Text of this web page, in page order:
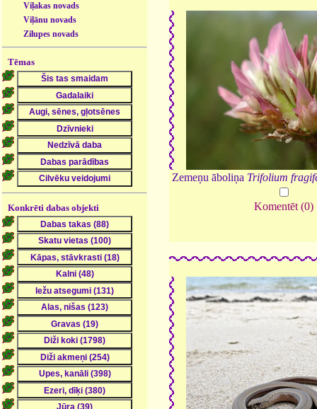
Viļakas novads
Viļānu novads
Zilupes novads
Tēmas
Konkrēti dabas objekti
Zemeņu āboliņa Trifolium
Komentēt (0)